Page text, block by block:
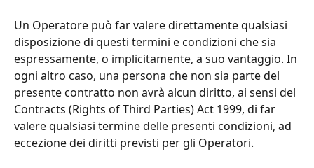
Un Operatore può far valere direttamente qualsiasi
disposizione di questi termini e condizioni che sia
espressamente, o implicitamente, a suo vantaggio. In
ogni altro caso, una persona che non sia parte del
presente contratto non avrà alcun diritto, ai sensi del
Contracts (Rights of Third Parties) Act 1999, di far
valere qualsiasi termine delle presenti condizioni, ad
eccezione dei diritti previsti per gli Operatori.